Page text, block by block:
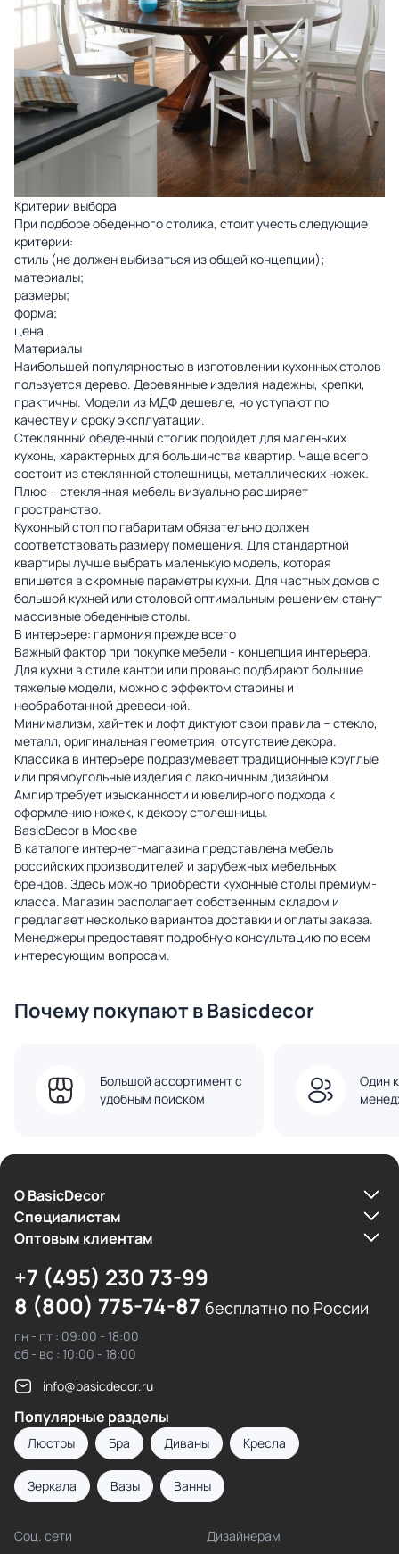
Критерии выбора
При подборе обеденного столика, стоит учесть следующие
критерии:
стиль (не должен выбиваться из общей концепции);
материалы;
размеры;
форма;
цена.
Материалы
Наибольшей популярностью в изготовлении кухонных столов
пользуется дерево. Деревянные изделия надежны, крепки,
практичны. Модели из МДФ дешевле, но уступают по
качеству и сроку эксплуатации.
Стеклянный обеденный столик подойдет для маленьких
кухонь, характерных для большинства квартир. Чаще всего
состоит из стеклянной столешницы, металлических ножек.
Плюс – стеклянная мебель визуально расширяет
пространство.
Кухонный стол по габаритам обязательно должен
соответствовать размеру помещения. Для стандартной
квартиры лучше выбрать маленькую модель, которая
впишется в скромные параметры кухни. Для частных домов с
большой кухней или столовой оптимальным решением станут
массивные обеденные столы.
В интерьере: гармония прежде всего
Важный фактор при покупке мебели - концепция интерьера.
Для кухни в стиле кантри или прованс подбирают большие
тяжелые модели, можно с эффектом старины и
необработанной древесиной.
Минимализм, хай-тек и лофт диктуют свои правила – стекло,
металл, оригинальная геометрия, отсутствие декора.
Классика в интерьере подразумевает традиционные круглые
или прямоугольные изделия с лаконичным дизайном.
Ампир требует изысканности и ювелирного подхода к
оформлению ножек, к декору столешницы.
BasicDecor в Москве
В каталоге интернет-магазина представлена мебель
российских производителей и зарубежных мебельных
брендов. Здесь можно приобрести кухонные столы премиум-
класса. Магазин располагает собственным складом и
предлагает несколько вариантов доставки и оплаты заказа.
Менеджеры предоставят подробную консультацию по всем
интересующим вопросам.
Почему покупают в Basicdecor
Большой ассортимент с
удобным поиском
Один
О BasicDecor
Cпециалистам
Оптовым клиентам
+7 (495) 230 73-99
8 (800) 775-74-87 бесплатно по России
пн - пт : 09:00 - 18:00
сб - вс : 10:00 - 18:00
info@basicdecor.ru
Популярные разделы
Люстры Бра Диваны Кресла
Зеркала Вазы Ванны
Соц. сети Дизайнерам